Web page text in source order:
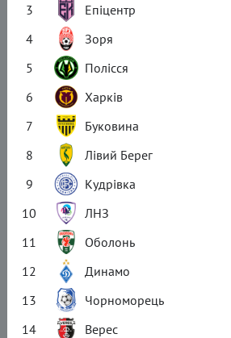
3
Епіцентр
4
Зоря
5
Полісся
6
Харків
7
Буковина
8
Лівий Берег
9
Кудрівка
10
ЛНЗ
11
Оболонь
12
Динамо
13
Чорноморець
14
Верес